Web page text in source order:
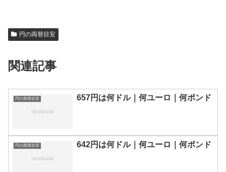
円の両替目安
関連記事
円の両替目安 657円は何ドル｜何ユーロ｜何ポンド
円の両替目安 642円は何ドル｜何ユーロ｜何ポンド